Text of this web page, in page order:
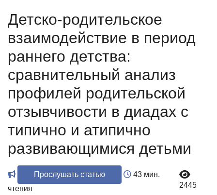
Детско-родительское
взаимодействие в период
раннего детства:
сравнительный анализ
профилей родительской
отзывчивости в диадах с
типично и атипично
развивающимися детьми
Прослушать статью
43 мин.
чтения
2445